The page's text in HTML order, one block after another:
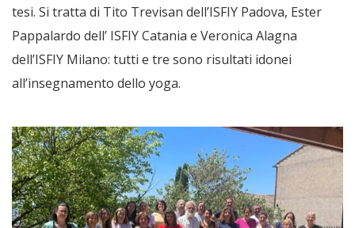
tesi. Si tratta di Tito Trevisan dell’ISFIY Padova, Ester
Pappalardo dell’ ISFIY Catania e Veronica Alagna
dell’ISFIY Milano: tutti e tre sono risultati idonei
all’insegnamento dello yoga.